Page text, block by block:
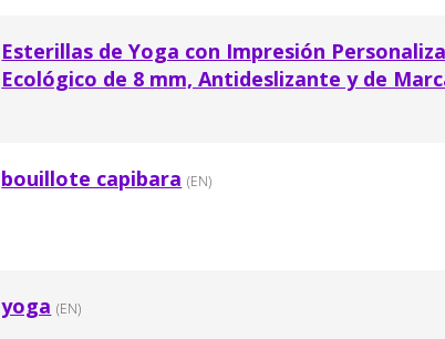
Esterillas de Yoga con Impresión
Ecológico de 8 mm, Antideslizante y de
bouillote capibara (EN)
yoga (EN)